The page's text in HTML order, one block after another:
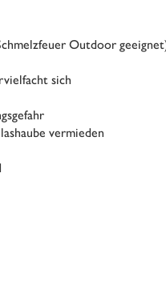
Outdoor
sich
vermieden